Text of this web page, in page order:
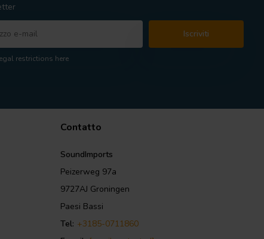
Iscriviti
restrictions here
Contatto
SoundImports
Peizerweg 97a
9727AJ Groningen
Paesi Bassi
Tel: +3185-0711860